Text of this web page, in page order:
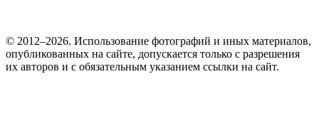
© 2012–2026. Использование фотографий и иных материалов,
опубликованных на сайте, допускается только с разрешения
их авторов и c обязательным указанием ссылки на сайт.